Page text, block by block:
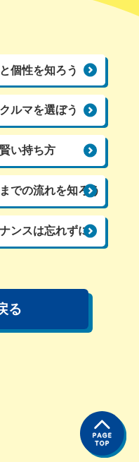
個性を知ろう
クルマを選ぼう
賢い持ち方
での流れを知ろう
ンスは忘れずに
る